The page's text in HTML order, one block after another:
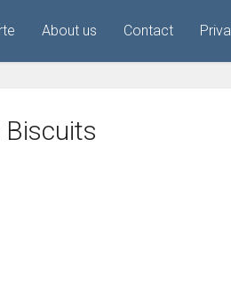
About us Contact
Biscuits